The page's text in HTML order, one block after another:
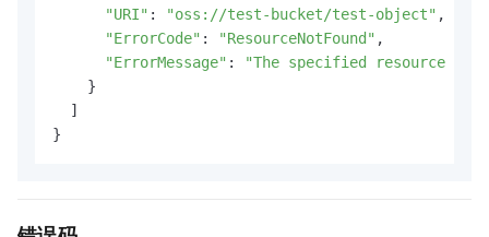
"URI" : "oss://test-bucket/test-object" ,
"ErrorCode" : "ResourceNotFound" ,
"ErrorMessage" :
"The specified resource
    }
  ]
}